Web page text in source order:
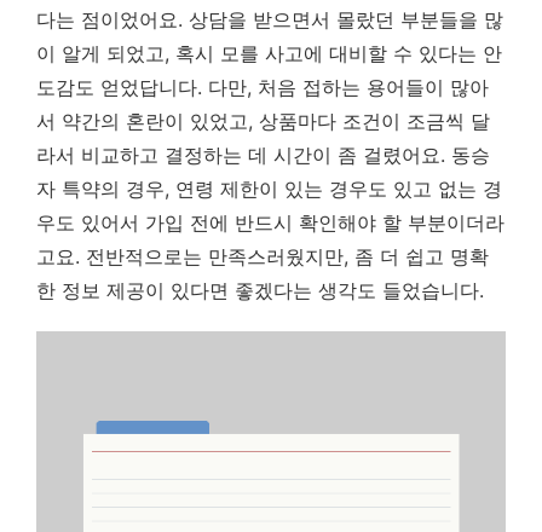
다는 점이었어요. 상담을 받으면서 몰랐던 부분들을 많
이 알게 되었고, 혹시 모를 사고에 대비할 수 있다는 안
도감도 얻었답니다. 다만, 처음 접하는 용어들이 많아
서 약간의 혼란이 있었고, 상품마다 조건이 조금씩 달
라서 비교하고 결정하는 데 시간이 좀 걸렸어요. 동승
자 특약의 경우, 연령 제한이 있는 경우도 있고 없는 경
우도 있어서 가입 전에 반드시 확인해야 할 부분이더라
고요. 전반적으로는 만족스러웠지만, 좀 더 쉽고 명확
한 정보 제공이 있다면 좋겠다는 생각도 들었습니다.